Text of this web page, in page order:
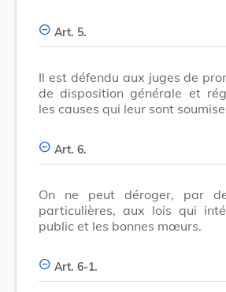
Art. 5.
Il est défendu aux juges de
de disposition générale et
les causes qui leur sont
Art. 6.
On ne peut déroger, par
particulières, aux lois qui
public et les bonnes mœurs.
Art. 6-1.